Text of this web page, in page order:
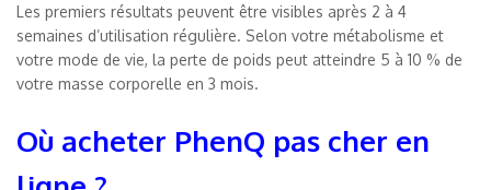
Les premiers résultats peuvent être visibles après 2 à 4
semaines d’utilisation régulière. Selon votre métabolisme et
votre mode de vie, la perte de poids peut atteindre 5 à 10 % de
votre masse corporelle en 3 mois.
Où acheter PhenQ pas cher en